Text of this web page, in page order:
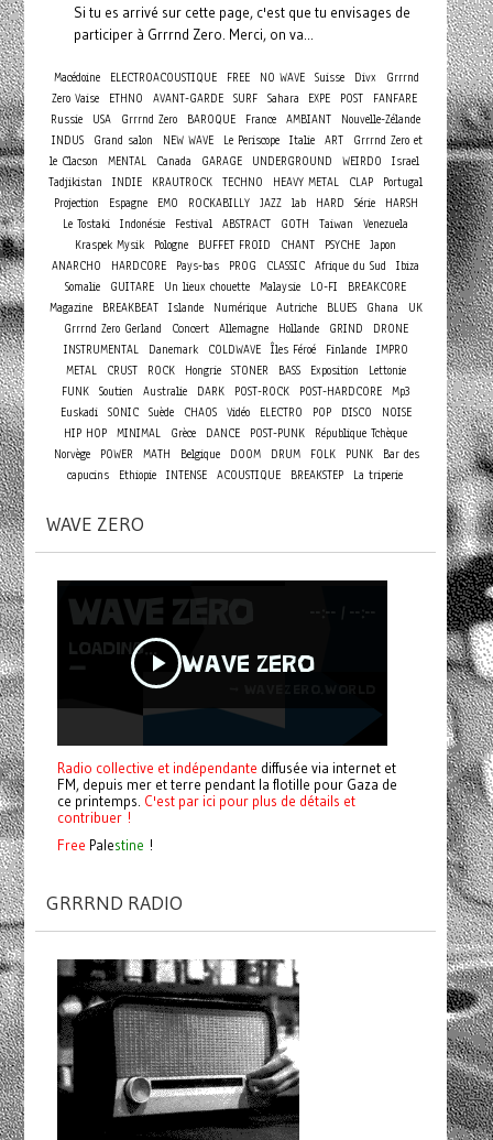
Si tu es arrivé sur cette page, c'est que tu envisages de
participer à Grrrnd Zero. Merci, on va...
Macédoine ELECTROACOUSTIQUE FREE NO WAVE Suisse Divx
Grrrnd
Zero Vaise
ETHNO AVANT-GARDE SURF Sahara EXPE POST
FANFARE
Russie
USA Grrrnd Zero BAROQUE France AMBIANT
Nouvelle-Zélande
INDUS
Grand salon NEW WAVE Le Periscope Italie ART
Grrrnd Zero et
le Clacson
MENTAL Canada GARAGE UNDERGROUND WEIRDO
Israel
Tadjikistan
INDIE KRAUTROCK TECHNO HEAVY METAL CLAP
Portugal
Projection
Espagne EMO ROCKABILLY JAZZ lab HARD Série
HARSH
Le Tostaki Indonésie Festival ABSTRACT GOTH Taiwan
Venezuela
Kraspek Mysik
Pologne BUFFET FROID CHANT PSYCHE Japon
ANARCHO
HARDCORE Pays-bas PROG CLASSIC Afrique du Sud
Ibiza
Somalie
GUITARE Un lieux chouette Malaysie LO-FI
BREAKCORE
Magazine
BREAKBEAT Islande Numérique Autriche BLUES Ghana
UK
Grrrnd Zero Gerland
Concert Allemagne Hollande GRIND
DRONE
INSTRUMENTAL
Danemark COLDWAVE Îles Féroé Finlande
IMPRO
METAL
CRUST ROCK Hongrie STONER BASS Exposition
Lettonie
FUNK Soutien Australie DARK POST-ROCK POST-HARDCORE Mp3
Euskadi
SONIC Suède CHAOS Vidéo ELECTRO POP DISCO
NOISE
HIP HOP MINIMAL Grèce DANCE POST-PUNK
République Tchèque
Norvège
POWER MATH Belgique DOOM DRUM FOLK PUNK
Bar des
capucins
Ethiopie INTENSE ACOUSTIQUE BREAKSTEP La triperie
WAVE ZERO
Radio collective et indépendante diffusée via internet et
FM, depuis mer et terre pendant la flotille pour Gaza de
ce printemps. C'est par ici pour plus de détails et
contribuer !
Free Palestine !
GRRRND RADIO